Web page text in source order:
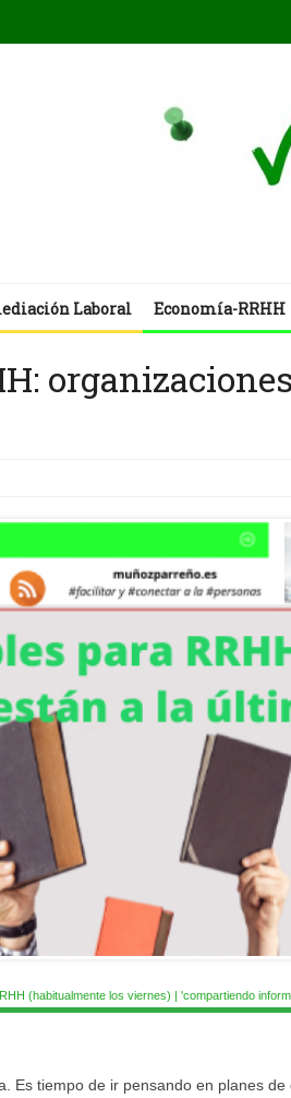
Laboral Economía-RRHH
(habitualmente los viernes) | 'compartiendo
Es tiempo de ir pensando en planes de